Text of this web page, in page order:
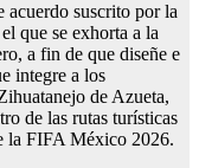
acuerdo suscrito por la
que se exhorta a la
a fin de que diseñe e
integre a los
de Azueta,
de las rutas turísticas
la FIFA México 2026.